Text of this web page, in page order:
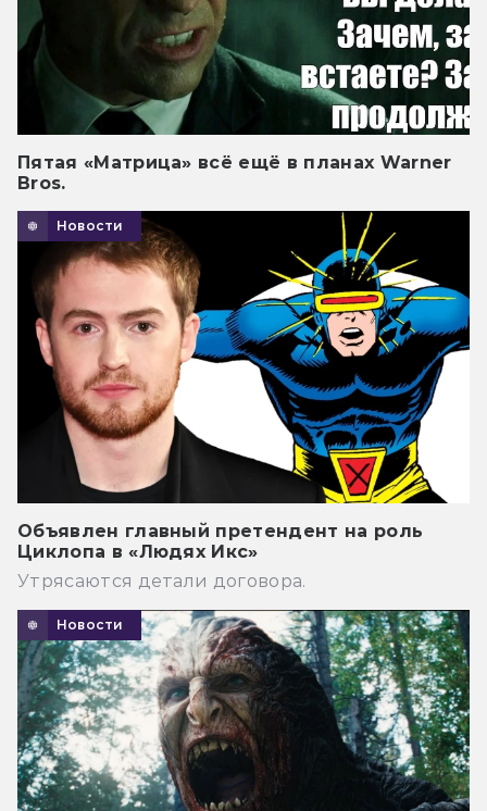
Пятая «Матрица» всё ещё в планах Warner
Bros.
Новости
Объявлен главный претендент на роль
Циклопа в «Людях Икс»
Утрясаются детали договора.
Новости